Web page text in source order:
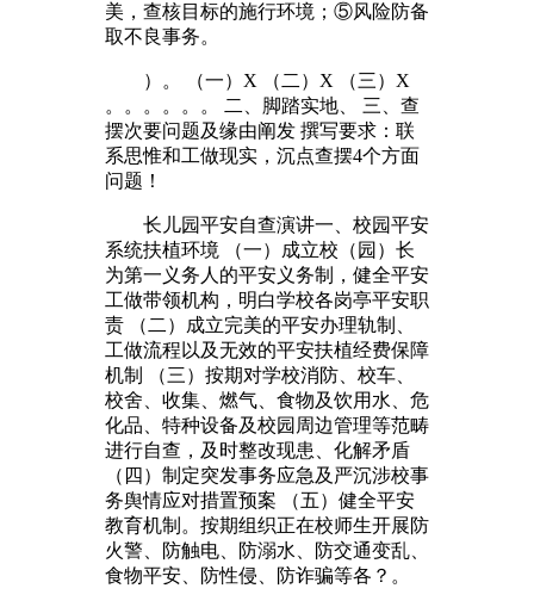
美，查核目标的施行环境；⑤风险防备
取不良事务。
）。 （一）X （二）X （三）X
。。。。。。 二、脚踏实地、 三、查
摆次要问题及缘由阐发 撰写要求：联
系思惟和工做现实，沉点查摆4个方面
问题！
长儿园平安自查演讲一、校园平安
系统扶植环境 （一）成立校（园）长
为第一义务人的平安义务制，健全平安
工做带领机构，明白学校各岗亭平安职
责 （二）成立完美的平安办理轨制、
工做流程以及无效的平安扶植经费保障
机制 （三）按期对学校消防、校车、
校舍、收集、燃气、食物及饮用水、危
化品、特种设备及校园周边管理等范畴
进行自查，及时整改现患、化解矛盾
（四）制定突发事务应急及严沉涉校事
务舆情应对措置预案 （五）健全平安
教育机制。按期组织正在校师生开展防
火警、防触电、防溺水、防交通变乱、
食物平安、防性侵、防诈骗等各？。